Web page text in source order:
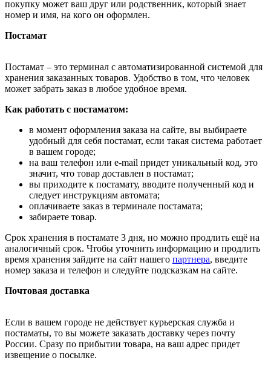
покупку может ваш друг или родственник, который знает
номер и имя, на кого он оформлен.
Постамат
Постамат – это терминал с автоматизированной системой для
хранения заказанных товаров. Удобство в том, что человек
может забрать заказ в любое удобное время.
Как работать с постаматом:
в момент оформления заказа на сайте, вы выбираете
удобный для себя постамат, если такая система работает
в вашем городе;
на ваш телефон или e-mail придет уникальный код, это
значит, что товар доставлен в постамат;
вы приходите к постамату, вводите полученный код и
следует инструкциям автомата;
оплачиваете заказ в терминале постамата;
забираете товар.
Срок хранения в постамате 3 дня, но можно продлить ещё на
аналогичный срок. Чтобы уточнить информацию и продлить
время хранения зайдите на сайт нашего партнера, введите
номер заказа и телефон и следуйте подсказкам на сайте.
Почтовая доставка
Если в вашем городе не действует курьерская служба и
постаматы, то вы можете заказать доставку через почту
России. Сразу по прибытии товара, на ваш адрес придет
извещение о посылке.